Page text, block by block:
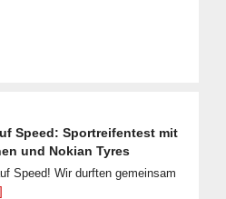
Speed: Sportreifentest mit
und Nokian Tyres
Speed! Wir durften gemeinsam